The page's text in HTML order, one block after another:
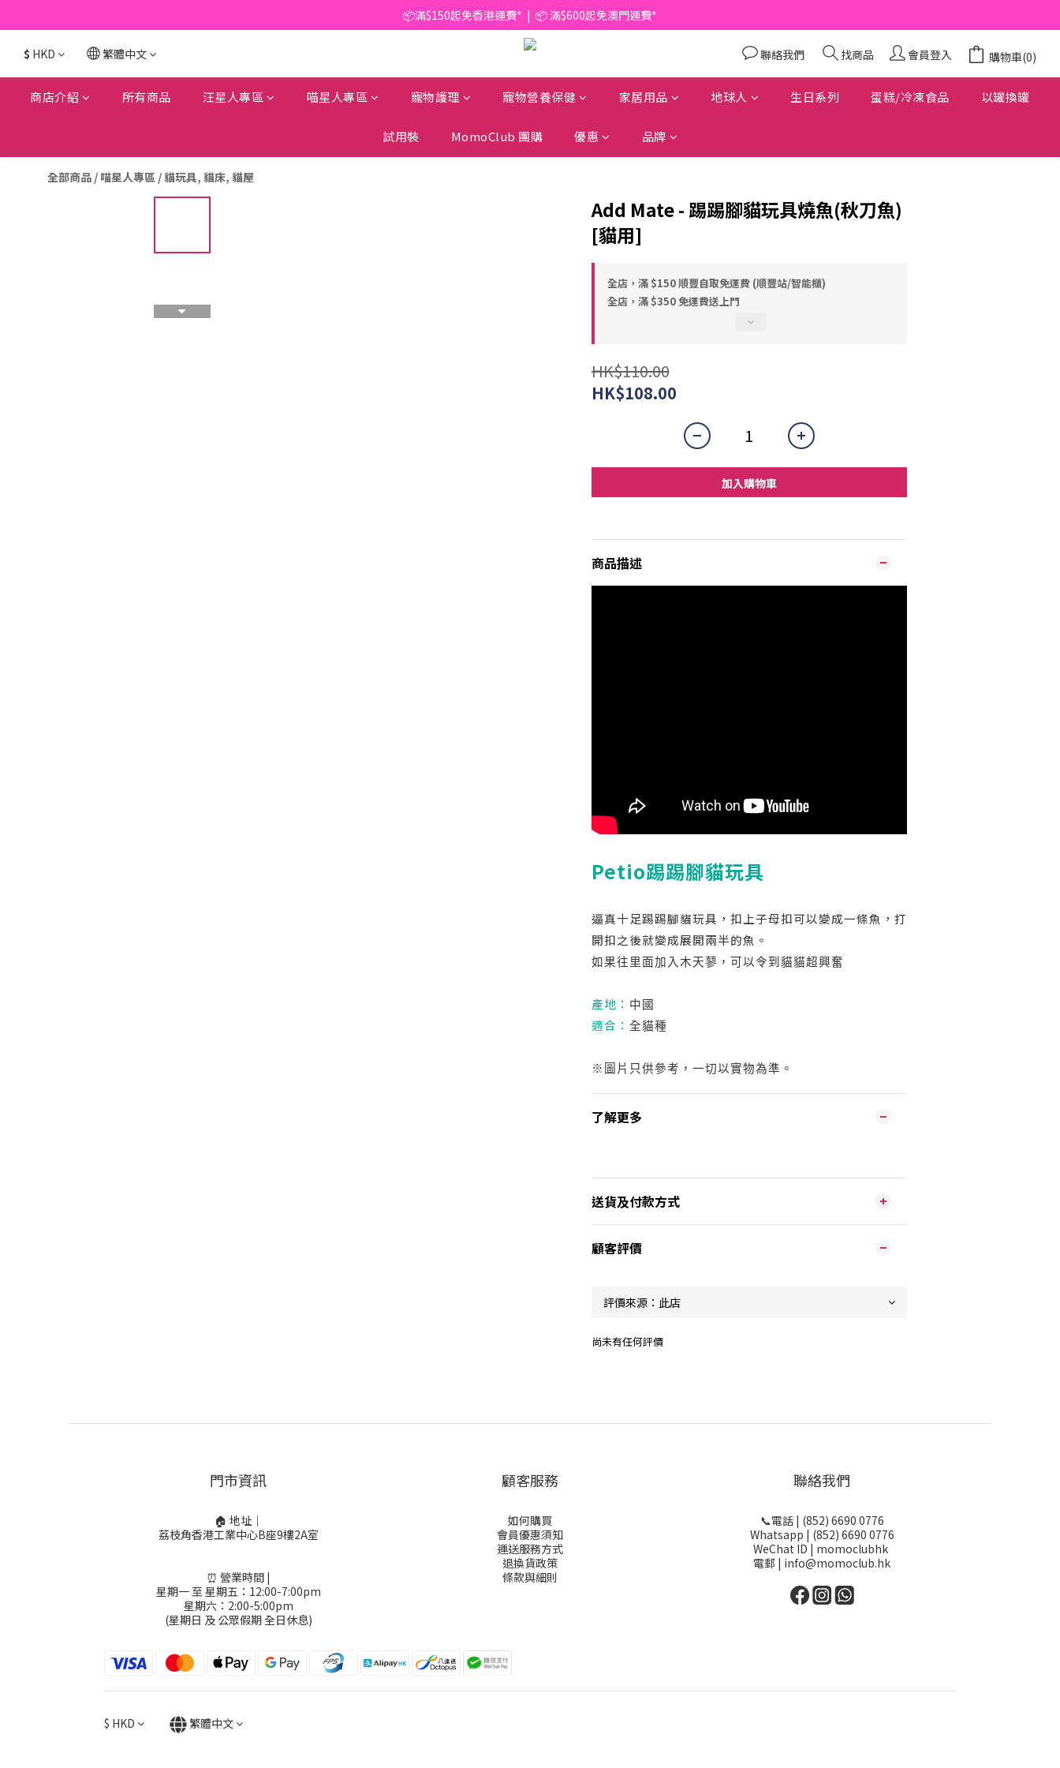
📦滿$150起免香港運費*  |  📦 滿$600起免澳門運費*
📦滿$150起免香港運費*  |  📦 滿$600起免澳門運費*
🥫 罐頭優惠 | 任選* 6件 即減 $6 |  任選* 24件 即減 $30 🥫 (按此了解更多)
📦滿$150起免香港運費*  |  📦 滿$600起免澳門運費*
$ HKD 繁體中文 聯絡我們 找商品 會員登入 購物車(0)
商店介紹 所有商品 汪星人專區 喵星人專區 寵物護理 寵物營養保健 家居用品 地球人 生日系列 蛋糕/冷凍食品 以罐換罐
試用裝 MomoClub 團購 優惠 品牌
全部商品 / 喵星人專區 /貓玩具, 貓床, 貓屋
Add Mate - 踢踢腳貓玩具燒魚(秋刀魚)
[貓用]
全店，滿 $150 順豐自取免運費 (順豐站/智能櫃)
全店，滿 $350 免運費送上門
HK$110.00
HK$108.00
加入購物車
商品描述
Petio踢踢腳貓玩具
逼真十足踢踢腳貓玩具，扣上子母扣可以變成一條魚，打
開扣之後就變成展開兩半的魚。
如果往里面加入木天蓼，可以令到貓貓超興奮
產地： 中國
適合： 全貓種
※圖片只供參考，一切以實物為準。
了解更多
送貨及付款方式
顧客評價
尚未有任何評價
門市資訊
🏠 地址｜
荔枝角香港工業中心B座9樓2A室
⏰ 營業時間 |
星期一 至 星期五：12:00-7:00pm
星期六：2:00-5:00pm
(星期日 及 公眾假期 全日休息)
顧客服務
如何購買
會員優惠須知
運送服務方式
退換貨政策
條款與細則
聯絡我們
📞電話 | (852) 6690 0776
Whatsapp | (852) 6690 0776
WeChat ID | momoclubhk
電郵 | info@momoclub.hk
$ HKD 繁體中文